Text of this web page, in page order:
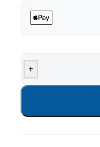
+